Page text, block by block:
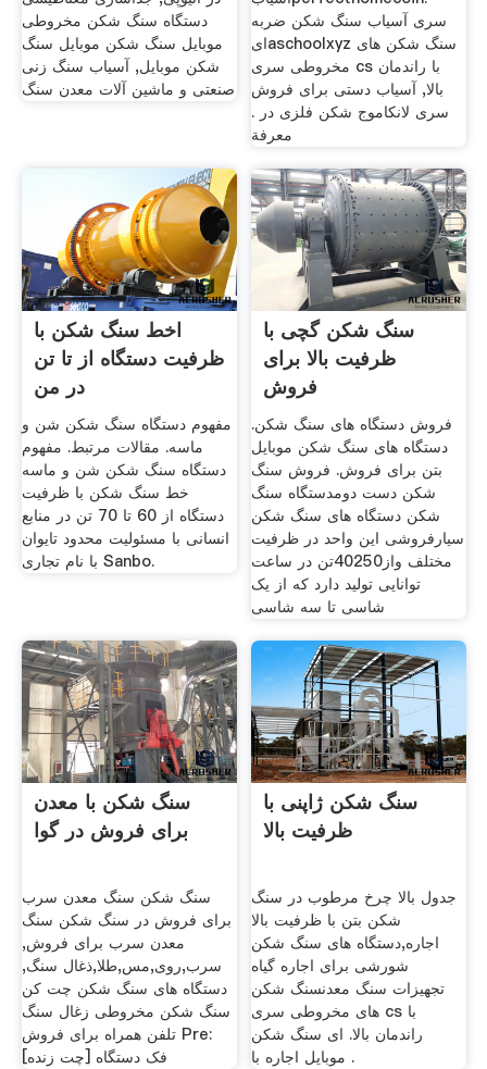
دستگاه سنگ شکن مخروطی
موبایل سنگ شکن موبایل سنگ
شکن موبایل, آسیاب سنگ زنی
صنعتی و ماشین آلات معدن سنگ
سری آسیاب سنگ شکن ضربه
ایaschoolxyz سنگ شکن های
مخروطی سری cs با راندمان
بالا, آسیاب دستی برای فروش
سری لانکاموج شکن فلزی در .
معرفة
اخط سنگ شکن با
ظرفیت دستگاه از تا تن
در من
مفهوم دستگاه سنگ شکن شن و
ماسه. مقالات مرتبط. مفهوم
دستگاه سنگ شکن شن و ماسه
خط سنگ شکن با ظرفیت
دستگاه از 60 تا 70 تن در منابع
انسانی با مسئولیت محدود تایوان
با نام تجاری Sanbo.
سنگ شکن گچی با
ظرفیت بالا برای
فروش
فروش دستگاه های سنگ شکن.
دستگاه های سنگ شکن موبایل
بتن برای فروش. فروش سنگ
شکن دست دومدستگاه سنگ
شکن دستگاه های سنگ شکن
سیارفروشی این واحد در ظرفیت
مختلف واز40250تن در ساعت
توانایی تولید دارد که از یک
شاسی تا سه شاسی
سنگ شکن با معدن
برای فروش در گوا
سنگ شکن سنگ معدن سرب
برای فروش در سنگ شکن سنگ
معدن سرب برای فروش,
سرب,روی,مس,طلا,ذغال سنگ,
دستگاه های سنگ شکن چت کن
سنگ شکن مخروطی زغال سنگ
تلفن همراه برای فروش Pre:
فک دستگاه [چت زنده]
سنگ شکن ژاپنی با
ظرفیت بالا
جدول بالا چرخ مرطوب در سنگ
شکن بتن با ظرفیت بالا
اجاره,دستگاه های سنگ شکن
شورشی برای اجاره گیاه
تجهیزات سنگ معدنسنگ شکن
های مخروطی سری cs با
راندمان بالا. ای سنگ شکن
موبایل اجاره با .